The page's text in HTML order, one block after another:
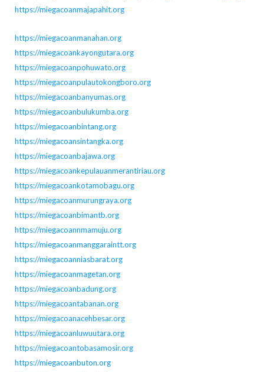
https://miegacoanmajapahit.org
https://miegacoanmanahan.org
https://miegacoankayongutara.org
https://miegacoanpohuwato.org
https://miegacoanpulautokongboro.org
https://miegacoanbanyumas.org
https://miegacoanbulukumba.org
https://miegacoanbintang.org
https://miegacoansintangka.org
https://miegacoanbajawa.org
https://miegacoankepulauanmerantiriau.org
https://miegacoankotamobagu.org
https://miegacoanmurungraya.org
https://miegacoanbimantb.org
https://miegacoannmamuju.org
https://miegacoanmanggaraintt.org
https://miegacoanniasbarat.org
https://miegacoanmagetan.org
https://miegacoanbadung.org
https://miegacoantabanan.org
https://miegacoanacehbesar.org
https://miegacoanluwuutara.org
https://miegacoantobasamosir.org
https://miegacoanbuton.org